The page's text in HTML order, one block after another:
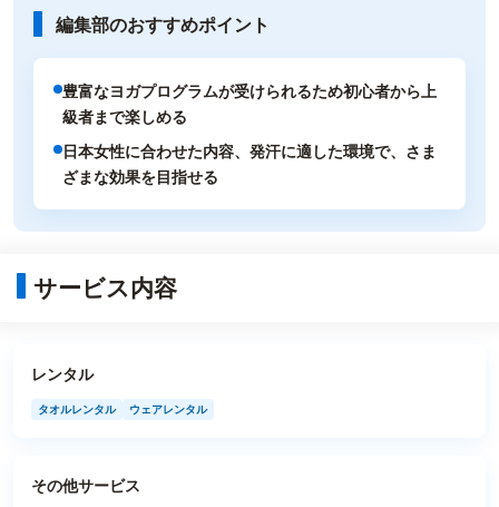
編集部のおすすめポイント
豊富なヨガプログラムが受けられるため初心者から上
級者まで楽しめる
日本女性に合わせた内容、発汗に適した環境で、さま
ざまな効果を目指せる
サービス内容
レンタル
タオルレンタル ウェアレンタル
その他サービス